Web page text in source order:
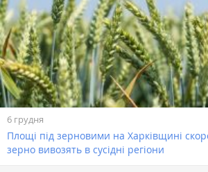
6 грудня
Площі під зерновими на Харківщині
зерно вивозять в сусідні регіони